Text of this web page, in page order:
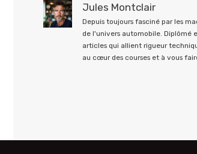
Jules Montclair
Depuis toujours fasciné par les
de l'univers automobile. Diplômé
articles qui allient rigueur
au cœur des courses et à vous